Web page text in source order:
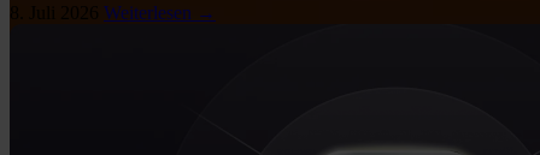
Weiterlesen →